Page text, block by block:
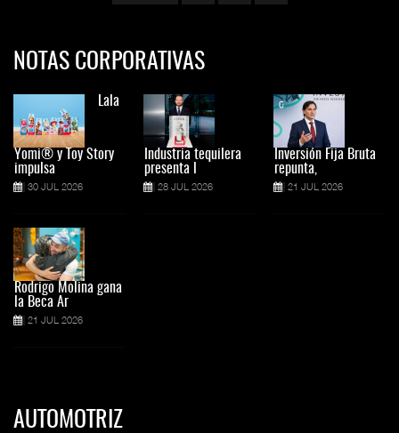
NOTAS CORPORATIVAS
Lala
Yomi® y Toy Story
impulsa
30 JUL 2026
Rodrigo Molina gana
la Beca Ar
21 JUL 2026
Industria tequilera
presenta l
28 JUL 2026
Inversión Fija Bruta
repunta,
21 JUL 2026
AUTOMOTRIZ